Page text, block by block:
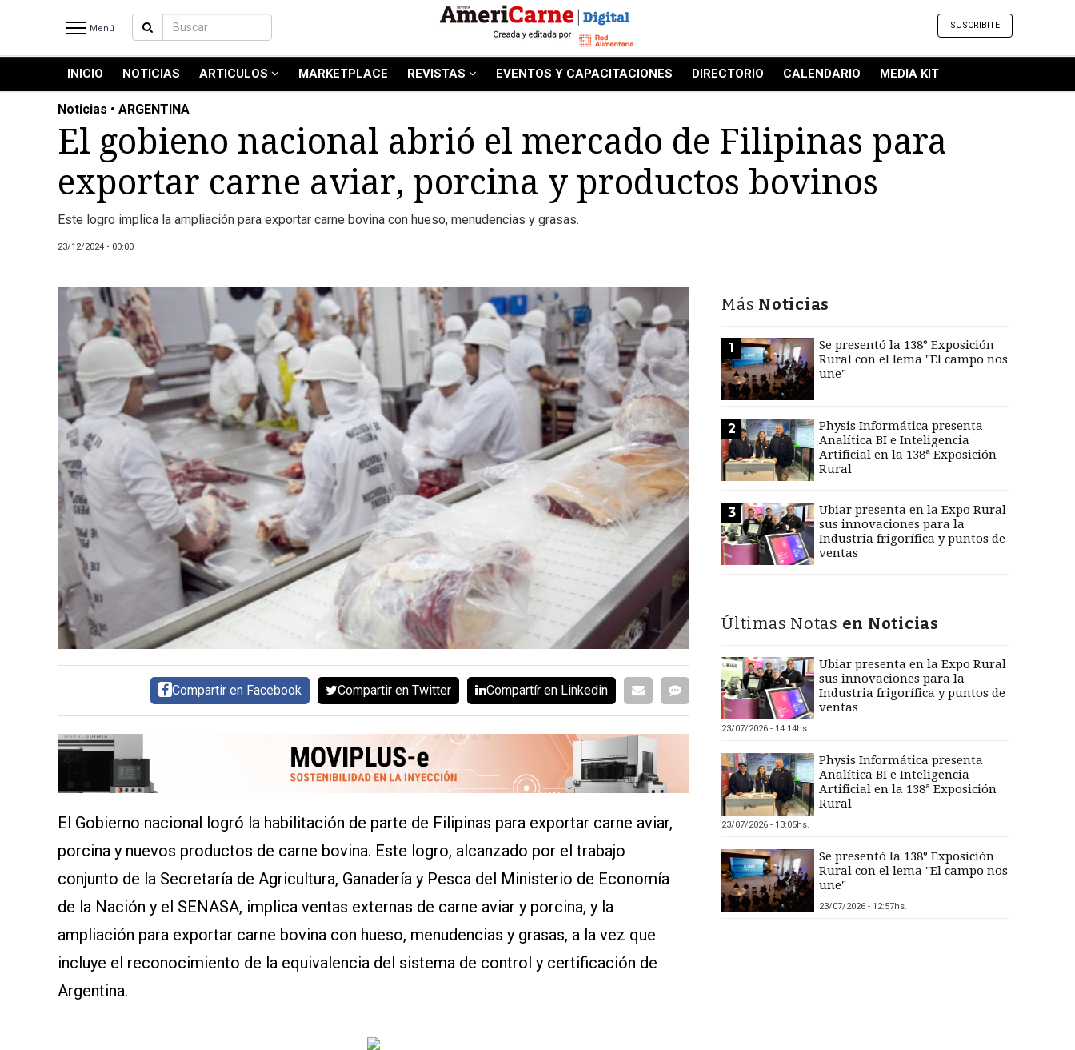
NOTICIAS RECIENTES
NOTICIAS
ARTICULOS
PRODUCCIÓN
PRODUCTO
NUEVOS PRODUCTOS
REVISTAS
REVISTAS
CATÁLOGO DE CORTES DE
CARNE VACUNA
EVENTOS Y
CAPACITACIONES
DIRECTORIO
CALENDARIO
MEDIA KIT
SERVICIOS
TÉRMINOS
PRIVACIDAD
QUIENES
Menú SUSCRIBITE
INICIO NOTICIAS ARTICULOS MARKETPLACE REVISTAS EVENTOS Y CAPACITACIONES DIRECTORIO CALENDARIO MEDIA KIT
Noticias • ARGENTINA
El gobieno nacional abrió el mercado de Filipinas para
exportar carne aviar, porcina y productos bovinos
Este logro implica la ampliación para exportar carne bovina con hueso, menudencias y grasas.
23/12/2024 • 00:00
Compartir en Facebook Compartir en Twitter Compartír en Linkedin
El Gobierno nacional logró la habilitación de parte de Filipinas para exportar carne aviar,
porcina y nuevos productos de carne bovina. Este logro, alcanzado por el trabajo
conjunto de la Secretaría de Agricultura, Ganadería y Pesca del Ministerio de Economía
de la Nación y el SENASA, implica ventas externas de carne aviar y porcina, y la
ampliación para exportar carne bovina con hueso, menudencias y grasas, a la vez que
incluye el reconocimiento de la equivalencia del sistema de control y certificación de
Argentina.
Más Noticias
1
Se presentó la 138° Exposición
Rural con el lema "El campo nos
une"
2
Physis Informática presenta
Analítica BI e Inteligencia
Artificial en la 138ª Exposición
Rural
3
Ubiar presenta en la Expo Rural
sus innovaciones para la
Industria frigorífica y puntos de
ventas
Últimas Notas en Noticias
Ubiar presenta en la Expo Rural
sus innovaciones para la
Industria frigorífica y puntos de
ventas
23/07/2026 - 14:14hs.
Physis Informática presenta
Analítica BI e Inteligencia
Artificial en la 138ª Exposición
Rural
23/07/2026 - 13:05hs.
Se presentó la 138° Exposición
Rural con el lema "El campo nos
une"
23/07/2026 - 12:57hs.